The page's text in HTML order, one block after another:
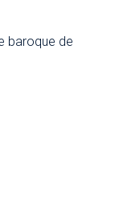
baroque de